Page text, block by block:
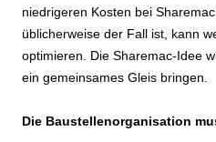
niedrigeren Kosten bei
üblicherweise der Fall ist, kann
optimieren. Die Sharemac-Idee
ein gemeinsames Gleis bringen.
Die Baustellenorganisation